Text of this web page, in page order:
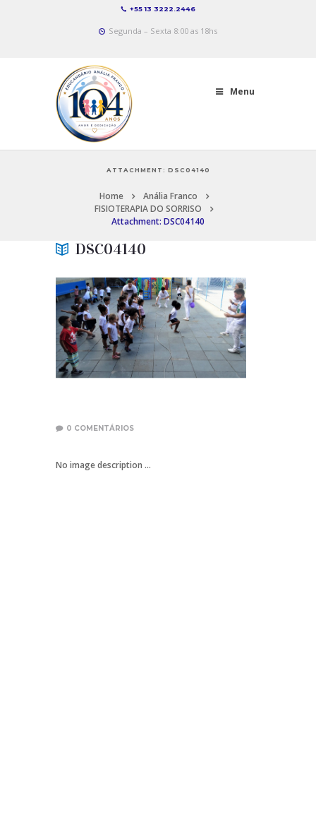
+55 13 3222.2446
Segunda – Sexta 8:00 as 18hs
Menu
ATTACHMENT: DSC04140
Home
Anália Franco
FISIOTERAPIA DO SORRISO
Attachment: DSC04140
DSC04140
0 COMENTÁRIOS
No image description ...